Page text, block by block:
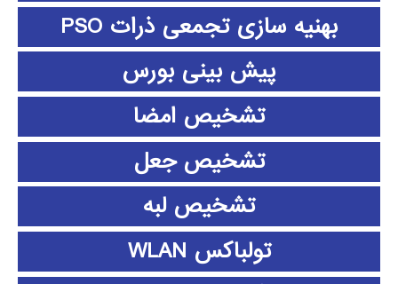
بهنیه سازی تجمعی ذرات PSO
پیش بینی بورس
تشخیص امضا
تشخیص جعل
تشخیص لبه
تولباکس WLAN